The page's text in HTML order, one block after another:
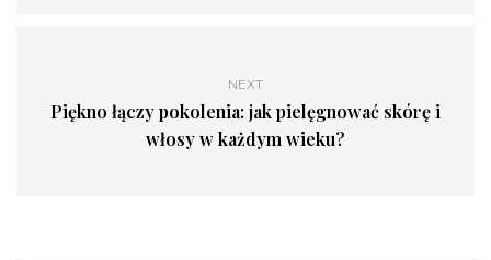
NEXT
Piękno łączy pokolenia: jak pielęgnować skórę i
włosy w każdym wieku?